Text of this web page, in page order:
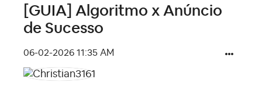
[GUIA] Algoritmo x Anúncio
de Sucesso
‎06-02-2026 11:35 AM